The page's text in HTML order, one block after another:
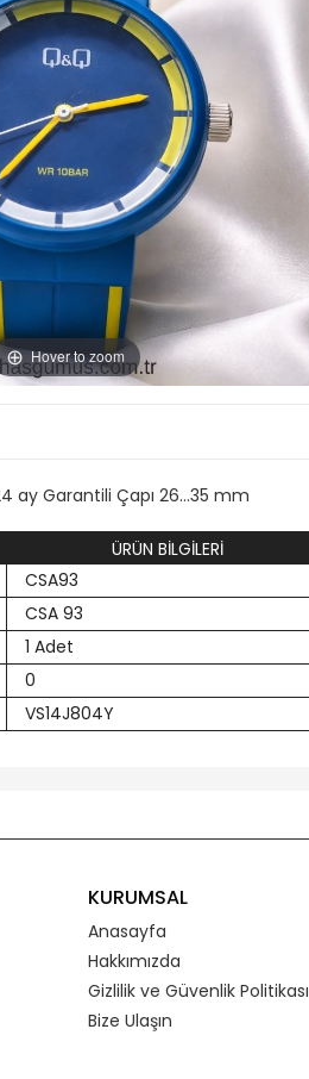
Hover to zoom
ay Garantili Çapı 26...35 mm
ÜRÜN BİLGİLERİ
CSA93
CSA 93
1 Adet
0
VS14J804Y
KURUMSAL
Anasayfa
Hakkımızda
Gizlilik ve Güvenlik Politikası
Bize Ulaşın